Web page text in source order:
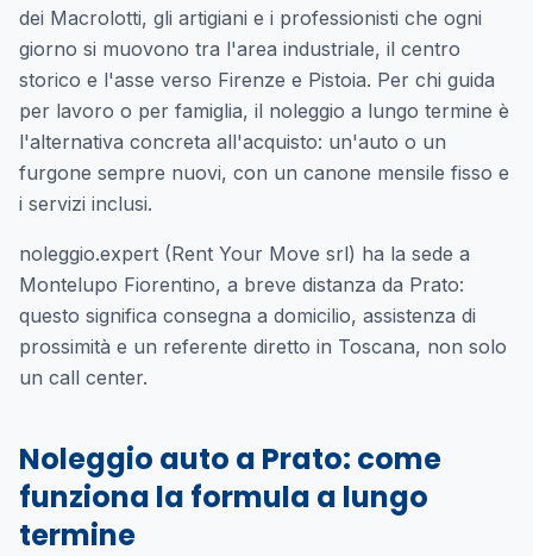
dei Macrolotti, gli artigiani e i professionisti che ogni
giorno si muovono tra l'area industriale, il centro
storico e l'asse verso Firenze e Pistoia. Per chi guida
per lavoro o per famiglia, il noleggio a lungo termine è
l'alternativa concreta all'acquisto: un'auto o un
furgone sempre nuovi, con un canone mensile fisso e
i servizi inclusi.
noleggio.expert (Rent Your Move srl) ha la sede a
Montelupo Fiorentino, a breve distanza da Prato:
questo significa consegna a domicilio, assistenza di
prossimità e un referente diretto in Toscana, non solo
un call center.
Noleggio auto a Prato: come
funziona la formula a lungo
termine